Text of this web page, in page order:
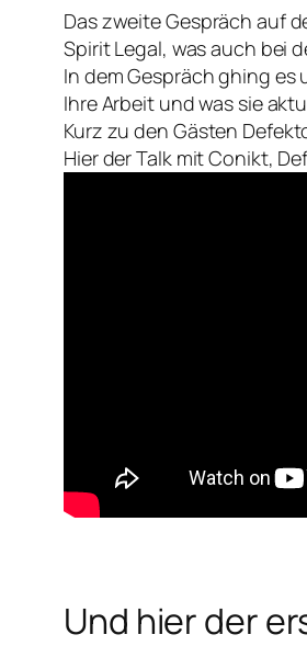
Das zweite Gespräch auf
Spirit Legal, was auch bei
In dem Gespräch ghing es
Ihre Arbeit und was sie
Kurz zu den Gästen
Hier der Talk mit Conikt,
Und hier der